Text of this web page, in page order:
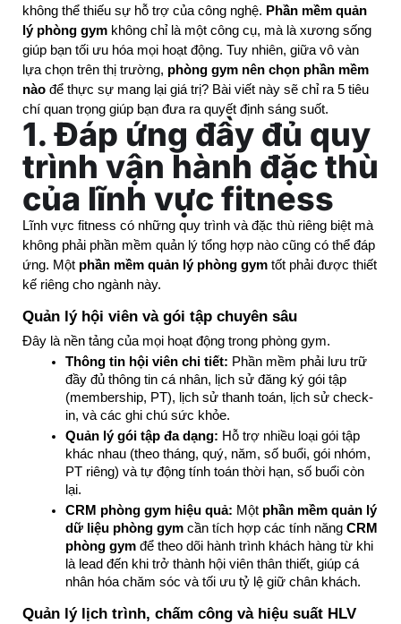
không thể thiếu sự hỗ trợ của công nghệ. Phần mềm quản
lý phòng gym không chỉ là một công cụ, mà là xương sống
giúp bạn tối ưu hóa mọi hoạt động. Tuy nhiên, giữa vô vàn
lựa chọn trên thị trường, phòng gym nên chọn phần mềm
nào để thực sự mang lại giá trị? Bài viết này sẽ chỉ ra 5 tiêu
chí quan trọng giúp bạn đưa ra quyết định sáng suốt.
1. Đáp ứng đầy đủ quy
trình vận hành đặc thù
của lĩnh vực fitness
Lĩnh vực fitness có những quy trình và đặc thù riêng biệt mà
không phải phần mềm quản lý tổng hợp nào cũng có thể đáp
ứng. Một phần mềm quản lý phòng gym tốt phải được thiết
kế riêng cho ngành này.
Quản lý hội viên và gói tập chuyên sâu
Đây là nền tảng của mọi hoạt động trong phòng gym.
Thông tin hội viên chi tiết: Phần mềm phải lưu trữ
đầy đủ thông tin cá nhân, lịch sử đăng ký gói tập
(membership, PT), lịch sử thanh toán, lịch sử check-
in, và các ghi chú sức khỏe.
Quản lý gói tập đa dạng: Hỗ trợ nhiều loại gói tập
khác nhau (theo tháng, quý, năm, số buổi, gói nhóm,
PT riêng) và tự động tính toán thời hạn, số buổi còn
lại.
CRM phòng gym hiệu quả: Một phần mềm quản lý
dữ liệu phòng gym cần tích hợp các tính năng CRM
phòng gym để theo dõi hành trình khách hàng từ khi
là lead đến khi trở thành hội viên thân thiết, giúp cá
nhân hóa chăm sóc và tối ưu tỷ lệ giữ chân khách.
Quản lý lịch trình, chấm công và hiệu suất HLV